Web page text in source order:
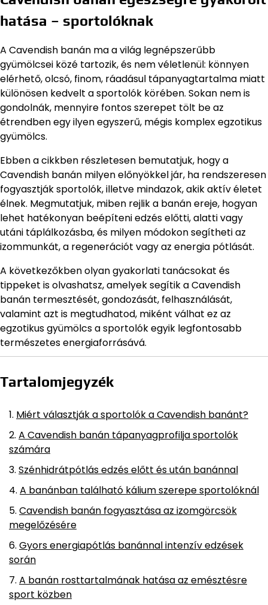
hatása – sportolóknak
A Cavendish banán ma a világ legnépszerűbb
gyümölcsei közé tartozik, és nem véletlenül: könnyen
elérhető, olcsó, finom, ráadásul tápanyagtartalma miatt
különösen kedvelt a sportolók körében. Sokan nem is
gondolnák, mennyire fontos szerepet tölt be az
étrendben egy ilyen egyszerű, mégis komplex egzotikus
gyümölcs.
Ebben a cikkben részletesen bemutatjuk, hogy a
Cavendish banán milyen előnyökkel jár, ha rendszeresen
fogyasztják sportolók, illetve mindazok, akik aktív életet
élnek. Megmutatjuk, miben rejlik a banán ereje, hogyan
lehet hatékonyan beépíteni edzés előtti, alatti vagy
utáni táplálkozásba, és milyen módokon segítheti az
izommunkát, a regenerációt vagy az energia pótlását.
A következőkben olyan gyakorlati tanácsokat és
tippeket is olvashatsz, amelyek segítik a Cavendish
banán termesztését, gondozását, felhasználását,
valamint azt is megtudhatod, miként válhat ez az
egzotikus gyümölcs a sportolók egyik legfontosabb
természetes energiaforrásává.
Tartalomjegyzék
Miért választják a sportolók a Cavendish banánt?
A Cavendish banán tápanyagprofilja sportolók
számára
Szénhidrátpótlás edzés előtt és után banánnal
A banánban található kálium szerepe sportolóknál
Cavendish banán fogyasztása az izomgörcsök
megelőzésére
Gyors energiapótlás banánnal intenzív edzések
során
A banán rosttartalmának hatása az emésztésre
sport közben